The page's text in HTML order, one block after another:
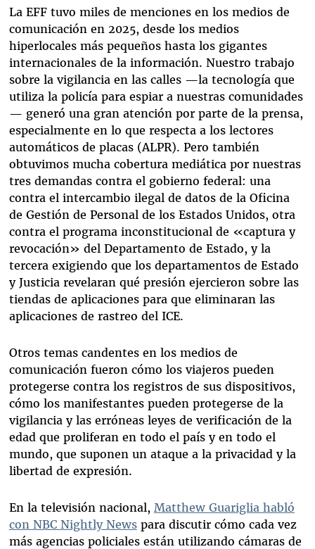
La EFF tuvo miles de menciones en los medios de
comunicación en 2025, desde los medios
hiperlocales más pequeños hasta los gigantes
internacionales de la información. Nuestro trabajo
sobre la vigilancia en las calles —la tecnología que
utiliza la policía para espiar a nuestras comunidades
— generó una gran atención por parte de la prensa,
especialmente en lo que respecta a los lectores
automáticos de placas (ALPR). Pero también
obtuvimos mucha cobertura mediática por nuestras
tres demandas contra el gobierno federal: una
contra el intercambio ilegal de datos de la Oficina
de Gestión de Personal de los Estados Unidos, otra
contra el programa inconstitucional de «captura y
revocación» del Departamento de Estado, y la
tercera exigiendo que los departamentos de Estado
y Justicia revelaran qué presión ejercieron sobre las
tiendas de aplicaciones para que eliminaran las
aplicaciones de rastreo del ICE.
Otros temas candentes en los medios de
comunicación fueron cómo los viajeros pueden
protegerse contra los registros de sus dispositivos,
cómo los manifestantes pueden protegerse de la
vigilancia y las erróneas leyes de verificación de la
edad que proliferan en todo el país y en todo el
mundo, que suponen un ataque a la privacidad y la
libertad de expresión.
En la televisión nacional, Matthew Guariglia habló
con NBC Nightly Newspara discutir cómo cada vez
más agencias policiales están utilizando cámaras de